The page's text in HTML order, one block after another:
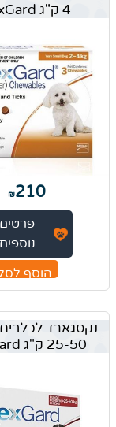
4 ק"ג NexGard
₪210
פרטים
נוספים
הוסף
נקסגארד
25-50 ק"ג NexGard